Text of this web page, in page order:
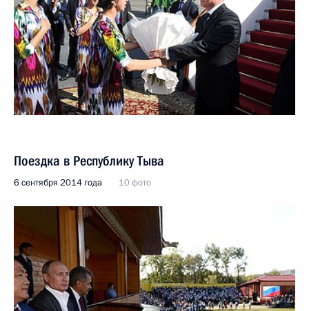
Поездка в Республику Тыва
6 сентября 2014 года 10 фото